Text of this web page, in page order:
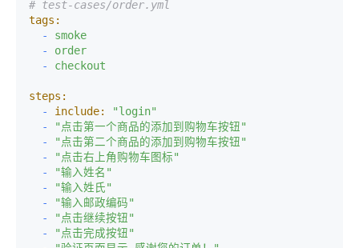
# test-cases/order.yml
tags:
-
smoke
-
order
-
checkout
steps:
-
include:
"login"
-
"点击第一个商品的添加到购物车按钮"
-
"点击第二个商品的添加到购物车按钮"
-
"点击右上角购物车图标"
-
"输入姓名"
-
"输入姓氏"
-
"输入邮政编码"
-
"点击继续按钮"
-
"点击完成按钮"